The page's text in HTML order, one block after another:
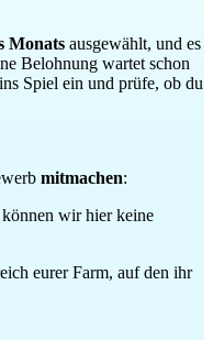
Monats ausgewählt, und es
Belohnung wartet schon
Spiel ein und prüfe, ob du
mitmachen:
wir hier keine
eurer Farm, auf den ihr